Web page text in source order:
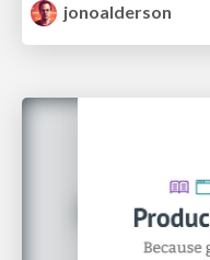
jonoalderson